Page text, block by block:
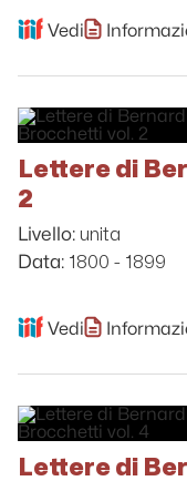
Vedi
Lettere di
2
Livello: unita
Data: 1800 - 1899
Vedi
Lettere di